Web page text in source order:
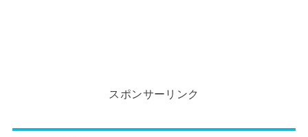
スポンサーリンク